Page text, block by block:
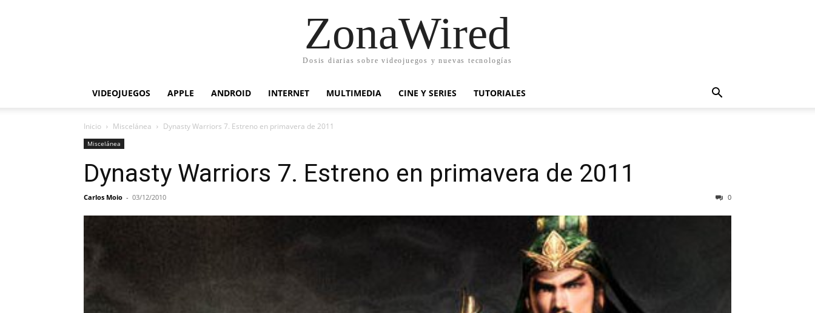
ZonaWired
Dosis diarias sobre videojuegos y nuevas tecnologías
VIDEOJUEGOS APPLE ANDROID INTERNET MULTIMEDIA CINE Y SERIES TUTORIALES
Inicio Miscelánea Dynasty Warriors 7. Estreno en primavera de 2011
Miscelánea
Dynasty Warriors 7. Estreno en primavera de 2011
Carlos Moio - 03/12/2010 0